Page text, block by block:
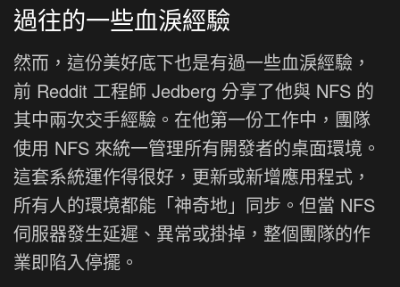
過往的一些血淚經驗
然而，這份美好底下也是有過一些血淚經驗，
前 Reddit 工程師 Jedberg 分享了他與 NFS 的
其中兩次交手經驗。在他第一份工作中，團隊
使用 NFS 來統一管理所有開發者的桌面環境。
這套系統運作得很好，更新或新增應用程式，
所有人的環境都能「神奇地」同步。但當 NFS
伺服器發生延遲、異常或掛掉，整個團隊的作
業即陷入停擺。